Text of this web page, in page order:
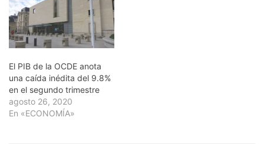
El PIB de la OCDE anota
una caída inédita del 9.8%
en el segundo trimestre
agosto 26, 2020
En «ECONOMÍA»